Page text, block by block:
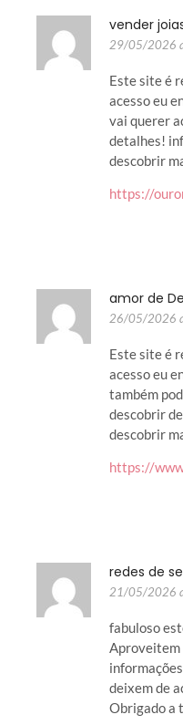
vender
29/05/2026
Este site é
acesso eu
vai querer
detalhes!
descobrir
https://
amor de
26/05/2026
Este site é
acesso eu
também
descobrir
descobrir
https://
redes de
21/05/2026
fabuloso
Aproveitem
deixem de
Obrigado a